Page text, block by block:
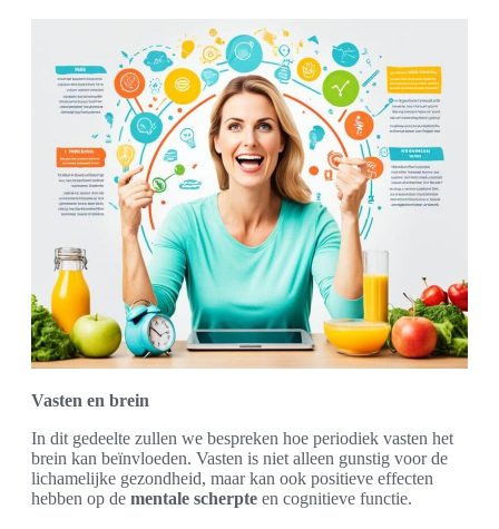
Vasten en brein
In dit gedeelte zullen we bespreken hoe periodiek vasten het
brein kan beïnvloeden. Vasten is niet alleen gunstig voor de
lichamelijke gezondheid, maar kan ook positieve effecten
hebben op de mentale scherpte en cognitieve functie.